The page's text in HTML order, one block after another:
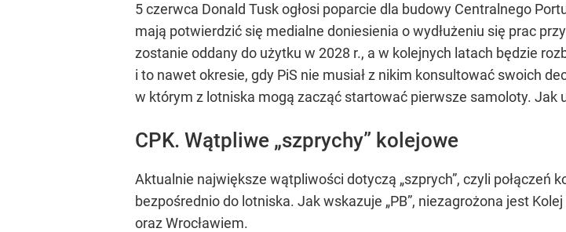
5 czerwca Donald Tusk ogłosi poparcie dla budowy Centralnego
mają potwierdzić się medialne doniesienia o wydłużeniu się prac
zostanie oddany do użytku w 2028 r., a w kolejnych latach będzie
i to nawet okresie, gdy PiS nie musiał z nikim konsultować swoich
w którym z lotniska mogą zacząć startować pierwsze samoloty. Jak
CPK. Wątpliwe „szprychy” kolejowe
Aktualnie największe wątpliwości dotyczą „szprych”, czyli
bezpośrednio do lotniska. Jak wskazuje „PB”, niezagrożona jest
oraz Wrocławiem.